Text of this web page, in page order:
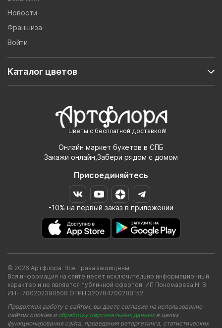
Цветы с бесплатной доставкой!
Онлайн маркет букетов в СПБ
Закажи онлайн,Забери рядом с домом
Присоединяйтесь
-10% на первый заказ в приложении
Новости
Франшиза
Войти
Каталог цветов
© 2026 Артфлора. Все права защищены.
Вся информация на сайте несет исключительно информационный
характер и не является публичной офертой. ИП Пономарева Н. В.
ИНН 780202390508 ОГРН 320784700288152
Продолжая работу с сайтом, вы даете согласие на использование
сайтом cookies и обработку персональных данныхв целях
функционирования сайта, проведения ретаргетинга, статистических